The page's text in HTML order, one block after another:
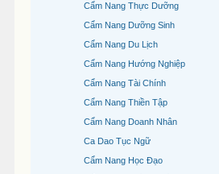
Cẩm Nang Thực Dưỡng
Cẩm Nang Dưỡng Sinh
Cẩm Nang Du Lịch
Cẩm Nang Hướng Nghiệp
Cẩm Nang Tài Chính
Cẩm Nang Thiền Tập
Cẩm Nang Doanh Nhân
Ca Dao Tục Ngữ
Cẩm Nang Học Đạo